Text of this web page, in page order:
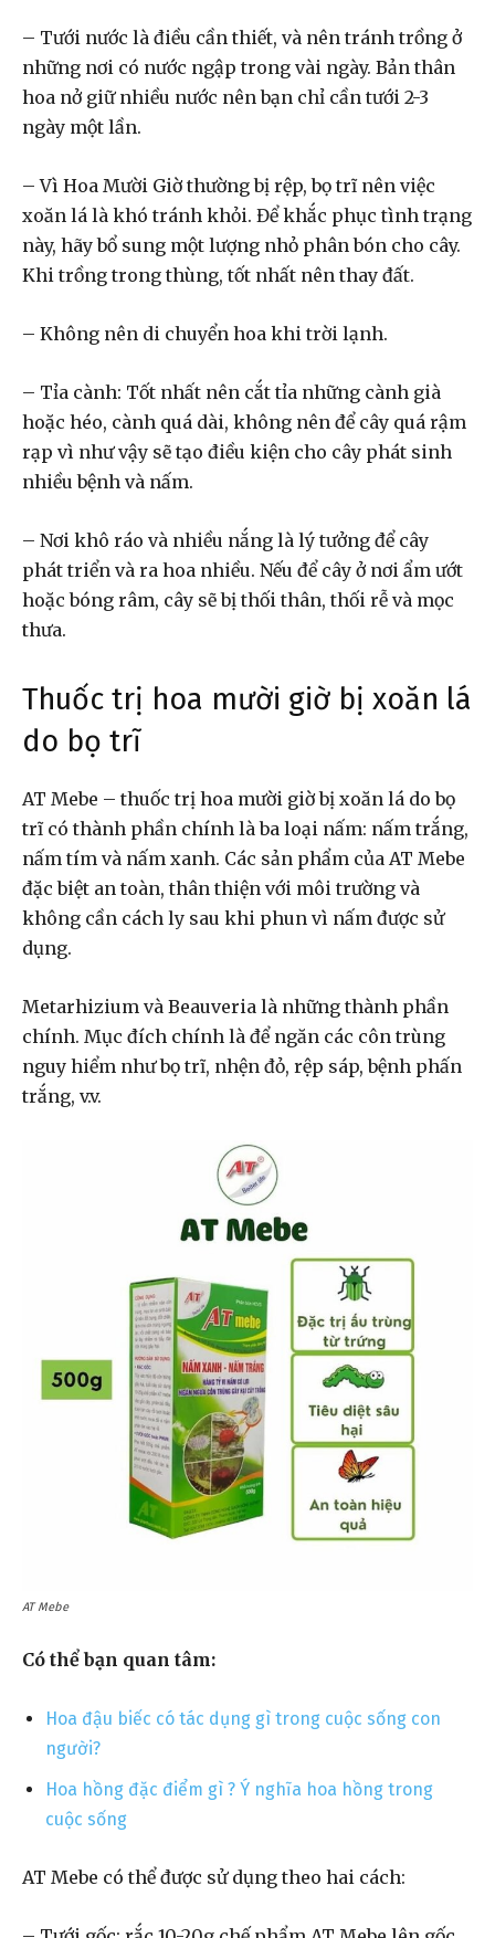
– Tưới nước là điều cần thiết, và nên tránh trồng ở
những nơi có nước ngập trong vài ngày. Bản thân
hoa nở giữ nhiều nước nên bạn chỉ cần tưới 2-3
ngày một lần.
– Vì Hoa Mười Giờ thường bị rệp, bọ trĩ nên việc
xoăn lá là khó tránh khỏi. Để khắc phục tình trạng
này, hãy bổ sung một lượng nhỏ phân bón cho cây.
Khi trồng trong thùng, tốt nhất nên thay đất.
– Không nên di chuyển hoa khi trời lạnh.
– Tỉa cành: Tốt nhất nên cắt tỉa những cành già
hoặc héo, cành quá dài, không nên để cây quá rậm
rạp vì như vậy sẽ tạo điều kiện cho cây phát sinh
nhiều bệnh và nấm.
– Nơi khô ráo và nhiều nắng là lý tưởng để cây
phát triển và ra hoa nhiều. Nếu để cây ở nơi ẩm ướt
hoặc bóng râm, cây sẽ bị thối thân, thối rễ và mọc
thưa.
Thuốc trị hoa mười giờ bị xoăn lá
do bọ trĩ
AT Mebe – thuốc trị hoa mười giờ bị xoăn lá do bọ
trĩ có thành phần chính là ba loại nấm: nấm trắng,
nấm tím và nấm xanh. Các sản phẩm của AT Mebe
đặc biệt an toàn, thân thiện với môi trường và
không cần cách ly sau khi phun vì nấm được sử
dụng.
Metarhizium và Beauveria là những thành phần
chính. Mục đích chính là để ngăn các côn trùng
nguy hiểm như bọ trĩ, nhện đỏ, rệp sáp, bệnh phấn
trắng, v.v.
AT Mebe
Có thể bạn quan tâm:
Hoa đậu biếc có tác dụng gì trong cuộc sống con
người?
Hoa hồng đặc điểm gì ? Ý nghĩa hoa hồng trong
cuộc sống
AT Mebe có thể được sử dụng theo hai cách: